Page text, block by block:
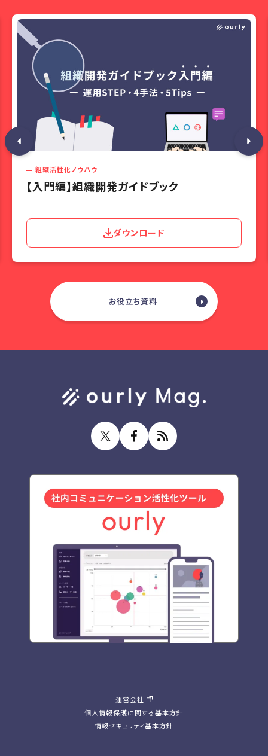
組織活性化ノウハウ
【入門編】組織開発ガイドブック
ダウンロード
お役立ち資料
運営会社
個人情報保護に関する基本方針
情報セキュリティ基本方針